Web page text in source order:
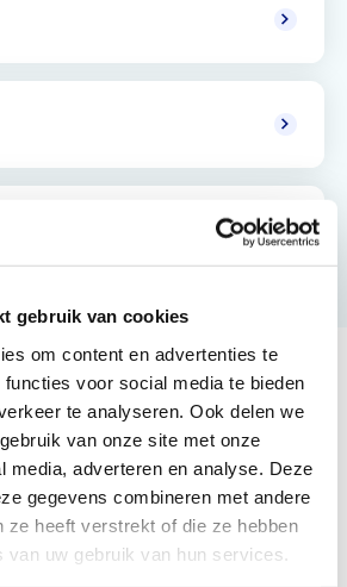
gebruik van cookies
om content en advertenties te
voor social media te bieden
te analyseren. Ook delen we
van onze site met onze
media, adverteren en analyse. Deze
gegevens combineren met andere
ze heeft verstrekt of die ze hebben
uw gebruik van hun services.